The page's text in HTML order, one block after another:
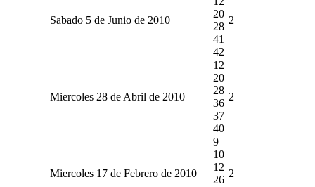
Sabado 5 de Junio de 2010
20
28
41
42
2
Miercoles 28 de Abril de 2010
12
20
28
36
37
40
2
Miercoles 17 de Febrero de 2010
9
10
12
26
2